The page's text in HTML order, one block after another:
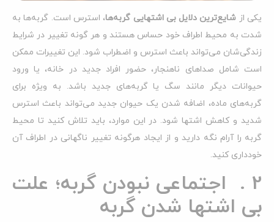
یکی از شایع‌ترین دلایل بی اشتهایی گربه‌ها، استرس است. گربه‌ها به
شدت به محیط اطراف خود حساس هستند و هر گونه تغییر در شرایط
زندگی‌شان می‌تواند باعث استرس و اضطراب شود. این تغییرات ممکن
است شامل صداهای ناهنجار، حضور افراد جدید در خانه، یا ورود
حیوانات دیگر مانند سگ یا گربه‌های جدید باشد. به ویژه برای
گربه‌های ماده، اضافه شدن یک حیوان جدید می‌تواند باعث استرس
شدید و کاهش اشتها شود. در این موارد، باید تلاش کنید تا محیط
گربه را آرام نگه دارید و از ایجاد هرگونه تغییر ناگهانی در اطراف آن
خودداری کنید.
2 . اجتماعی نبودن گربه؛ علت
بی اشتها شدن گربه